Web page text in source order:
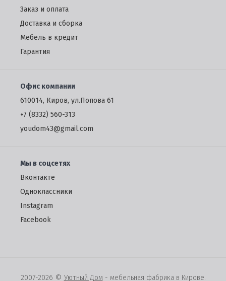
Заказ и оплата
Доставка и сборка
Мебель в кредит
Гарантия
Офис компании
610014, Киров, ул.Попова 61
+7 (8332) 560-313
youdom43@gmail.com
Мы в соцсетях
Вконтакте
Одноклассники
Instagram
Facebook
2007-2026 © Уютный Дом- мебельная фабрика в Кирове.